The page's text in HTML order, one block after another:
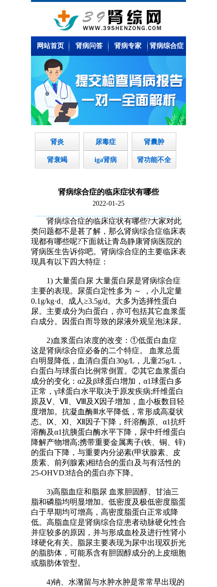
网站首页 肾病问答 肾病专家 肾病综合症
肾炎 尿毒症 肾囊肿
肾衰竭 iga肾病 肾功能不全
肾病综合症的临床症状有哪些
2022-01-25
肾病综合症的临床症状有哪些?大家对此
类问题都不是甚了解，那么肾病综合症临床表
现都有哪些呢?下面就让青岛静康肾病医院的
肾病医生告诉你吧。肾病综合症的主要临床表
现具有以下四大特症：
1) 大量蛋白尿 大量蛋白尿是肾病综合症
主要的表现。尿蛋白定性多为 ～ ，小儿定量
0.1g/kg·d、成人≥3.5g/d。大多为选择性蛋白
尿。主要成分为白蛋白，亦可包括其它血浆蛋
白成分。因蛋白而导致的尿液外观呈泡沫尿。
2)血浆蛋白浓度的改变：①低蛋白血症
这是肾病综合症必备的二个特症。 血浆总蛋
白明显降低，血清白蛋白30g/L，儿童25g/L，
白蛋白与球蛋白比例常倒置。②其它血浆蛋白
成分的变化：α2及β球蛋白增加，α1球蛋白多
正常，γ球蛋白水平取决于原发疾病;纤维蛋白
原及Ⅴ、Ⅶ、Ⅷ及Ⅹ因子增加，血小板数目轻
度增加。抗凝血酶Ⅲ水平降低，常形成高凝状
态。Ⅸ、Ⅺ、Ⅻ因子下降，纤溶酶原、α1抗纤
溶酶及α1抗胰蛋白酶水平下降，尿中纤维蛋白
降解产物增高;携带重要金属离子(铁、铜、锌)
的蛋白下降，与重要内分泌素(甲状腺素、皮
质素、前列腺素)相结合的蛋白及与有活性的
25-OHVD3结合的蛋白亦下降。
3)高脂血症和脂尿 血浆胆固醇、甘油三
脂和磷脂均明显增加。低密度及极低密度脂蛋
白于早期均可增高，高密度脂蛋白正常或降
低。高脂血症是肾病综合症患者动脉硬化性合
并症较多的原因，并与形成血栓及进行性肾小
球硬化有关。脂尿主要表现为尿中出现双折光
的脂肪体，可能系含有胆固醇成分的上皮细胞
或脂肪体管型。
4)钠、水潴留与水肿水肿是常常早出现的